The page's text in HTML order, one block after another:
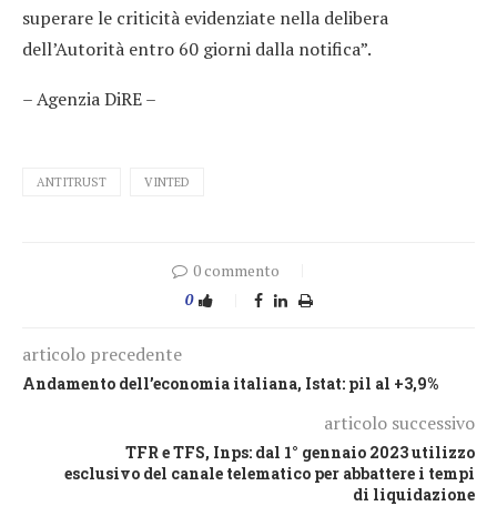
superare le criticità evidenziate nella delibera
dell’Autorità entro 60 giorni dalla notifica”.
– Agenzia DiRE –
ANTITRUST VINTED
0 commento
0
articolo precedente
Andamento dell’economia italiana, Istat: pil al +3,9%
articolo successivo
TFR e TFS, Inps: dal 1° gennaio 2023 utilizzo
esclusivo del canale telematico per abbattere i tempi
di liquidazione